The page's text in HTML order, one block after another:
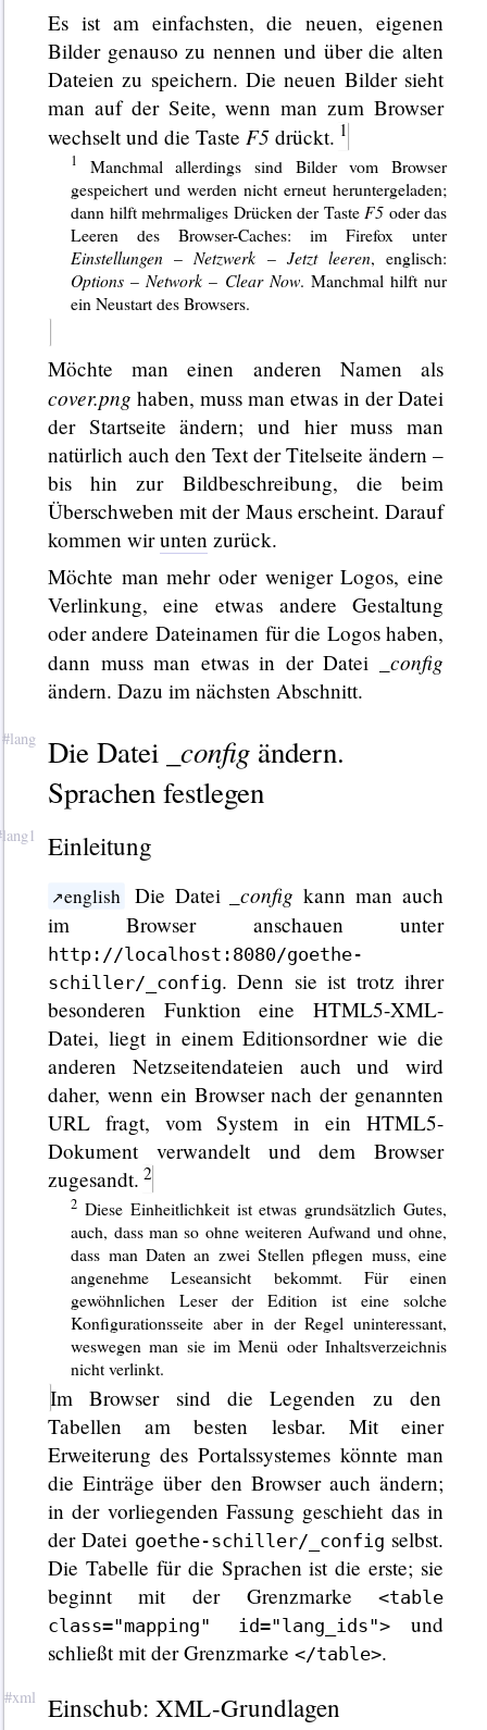
Es ist am einfachsten, die neuen, eigenen
Bilder genauso zu nennen und über die alten
Dateien zu speichern. Die neuen Bilder sieht
man auf der Seite, wenn man zum Browser
wechselt und die Taste F5drückt.
Manchmal allerdings sind Bilder vom Browser
gespeichert und werden nicht erneut heruntergeladen;
dann hilft mehrmaliges Drücken der Taste F5 oder das
Leeren des Browser-Caches: im Firefox unter
Einstellungen –Netzwerk – Jetzt leeren, englisch:
Options –Network – Clear Now. Manchmal hilft nur
ein Neustart des Browsers.
Möchte man einen anderen Namen als
cover.png haben, muss man etwas in der Datei
der Startseite ändern; und hier muss man
natürlich auch den Text der Titelseite ändern –
bis hin zur Bildbeschreibung, die beim
Überschweben mit der Maus erscheint. Darauf
kommen wiruntenzurück.
Möchte man mehr oder weniger Logos, eine
Verlinkung, eine etwas andere Gestaltung
oder andere Dateinamen für die Logos haben,
dann muss man etwas in der Datei
_config
ändern. Dazu im nächsten Abschnitt.
Die Datei _configändern.
Sprachen festlegen
Einleitung
english Die Datei _config kann man auch
im Browser anschauen unter
http://localhost:8080/goethe-
schiller/_config. Denn sie ist trotz ihrer
besonderen Funktion eine HTML5-XML-
Datei, liegt in einem Editionsordner wie die
anderen Netzseitendateien auch und wird
daher, wenn ein Browser nach der genannten
URL fragt, vom System in ein HTML5-
Dokument verwandelt und dem Browser
zugesandt.
Diese Einheitlichkeit ist etwas grundsätzlich Gutes,
auch, dass man so ohne weiteren Aufwand und ohne,
dass man Daten an zwei Stellen pflegen muss, eine
angenehme Leseansicht bekommt. Für einen
gewöhnlichen Leser der Edition ist eine solche
Konfigurationsseite aber in der Regel uninteressant,
weswegen man sie im Menü oder Inhaltsverzeichnis
nicht verlinkt.
Im Browser sind die Legenden zu den
Tabellen am besten lesbar. Mit einer
Erweiterung des Portalssystemes könnte man
die Einträge über den Browser auch ändern;
in der vorliegenden Fassung geschieht das in
der Datei goethe-schiller/_config selbst.
Die Tabelle für die Sprachen ist die erste; sie
beginnt mit der Grenzmarke<table
class="mapping" id="lang_ids">und
schließt mit der Grenzmarke </table>.
Einschub: XML-Grundlagen